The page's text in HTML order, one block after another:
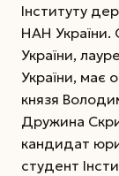
Інституту
НАН
України,
України, має
князя
Дружина
кандидат
студент